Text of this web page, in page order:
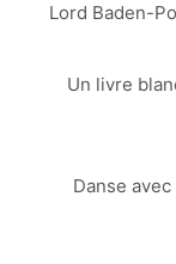
Lord Baden-
Un livre
Danse